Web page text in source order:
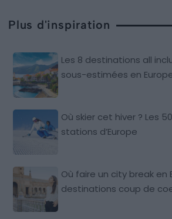
Plus d'inspiration
Les 8 destinations all
sous-estimées en
Où skier cet hiver ? Les
stations d’Europe
Où faire un city break en
destinations coup de